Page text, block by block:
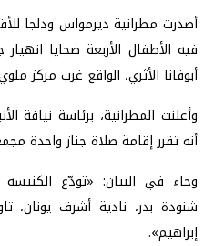
أصدرت مطرانية ديرمواس ودلجا
فيه الأطفال الأربعة ضحايا
أبوفانا الأثري، الواقع غرب مركز
وأعلنت المطرانية، برئاسة نيافة
أنه تقرر إقامة صلاة جناز واحدة
وجاء في البيان: «تودّع الكنيسة
شنودة بدر، نادية أشرف يونان،
إبراهيم».